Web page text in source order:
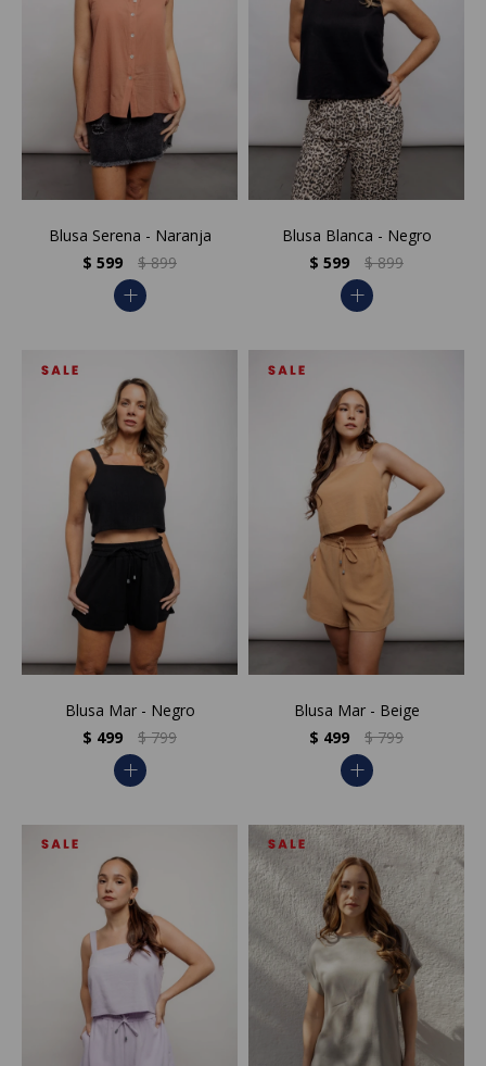
Blusa Serena - Naranja
$ 599 $ 899
add
Blusa Blanca - Negro
$ 599 $ 899
add
Blusa Mar - Negro
$ 499 $ 799
add
Blusa Mar - Beige
$ 499 $ 799
add